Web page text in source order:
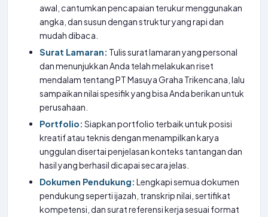
awal, cantumkan pencapaian terukur menggunakan
angka, dan susun dengan struktur yang rapi dan
mudah dibaca.
Surat Lamaran: Tulis surat lamaran yang personal
dan menunjukkan Anda telah melakukan riset
mendalam tentang PT Masuya Graha Trikencana, lalu
sampaikan nilai spesifik yang bisa Anda berikan untuk
perusahaan.
Portfolio: Siapkan portfolio terbaik untuk posisi
kreatif atau teknis dengan menampilkan karya
unggulan disertai penjelasan konteks tantangan dan
hasil yang berhasil dicapai secara jelas.
Dokumen Pendukung: Lengkapi semua dokumen
pendukung seperti ijazah, transkrip nilai, sertifikat
kompetensi, dan surat referensi kerja sesuai format